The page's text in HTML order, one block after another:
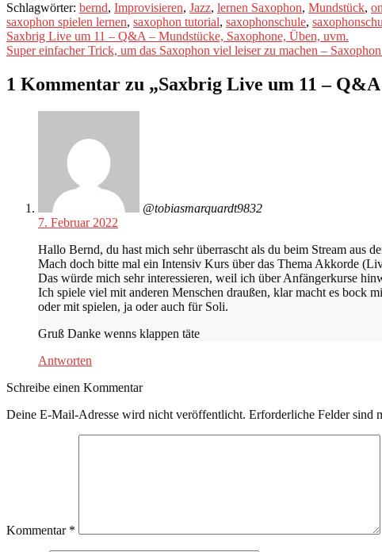
Schlagwörter: bernd, Improvisieren, Jazz, lernen Saxophon, Mundstück,
saxophon spielen lernen, saxophon tutorial, saxophonschule,
Beitragsnavigation
Vorheriger
Beitrag:
Saxbrig Live um 11 – Q&A – Mundstücke, Saxophone, Üben, uvm.
Nächster
Super einfacher Trick, um das Saxophon viel leiser zu machen –
1 Kommentar zu „Saxbrig Live um 11 –
@tobiasmarquardt9832
7. Februar 2022
Hallo Bernd, du hast mich sehr überrascht als du beim Stream aus
Mach doch bitte mal ein Intensiv Kurs über das Thema Akkorde
Das würde mich sehr interessieren, weil ich über Anfängerkurse
Ich spiele viel mit anderen Menschen draußen, klar macht es bock
oder mit spielen, ja oder auch für Soli.
Gruß Danke wenns klappen täte
Antworten
Schreibe einen Kommentar
Deine E-Mail-Adresse wird nicht veröffentlicht. Erforderliche Felder sind
Kommentar *